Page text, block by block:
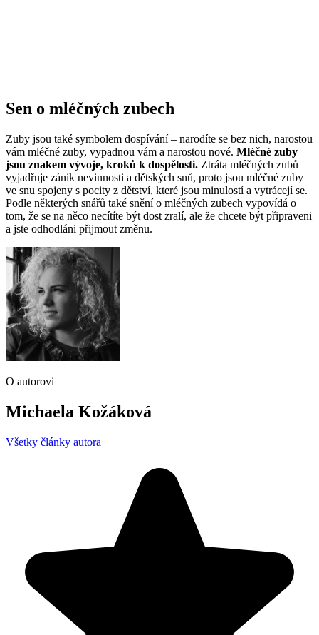
Sen o mléčných zubech
Zuby jsou také symbolem dospívání – narodíte se bez nich, narostou
vám mléčné zuby, vypadnou vám a narostou nové. Mléčné zuby
jsou znakem vývoje, kroků k dospělosti. Ztráta mléčných zubů
vyjadřuje zánik nevinnosti a dětských snů, proto jsou mléčné zuby
ve snu spojeny s pocity z dětství, které jsou minulostí a vytrácejí se.
Podle některých snářů také snění o mléčných zubech vypovídá o
tom, že se na něco necítíte být dost zralí, ale že chcete být připraveni
a jste odhodláni přijmout změnu.
O autorovi
Michaela Kožáková
Všetky články autora